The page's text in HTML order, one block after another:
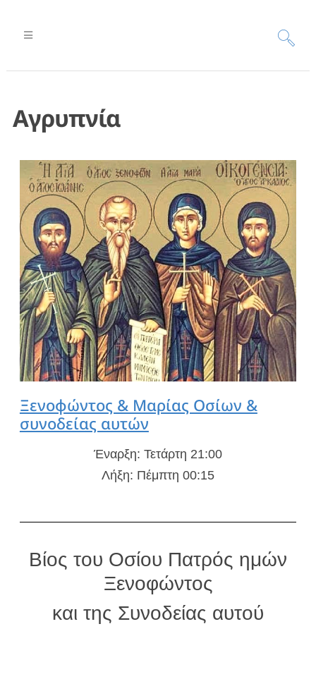
Αγρυπνία
Ξενοφώντος & Μαρίας Οσίων &
συνοδείας αυτών
Έναρξη: Τετάρτη 21:00
Λήξη: Πέμπτη 00:15
Βίος του Οσίου Πατρός ημών
Ξενοφώντος
και της Συνοδείας αυτού